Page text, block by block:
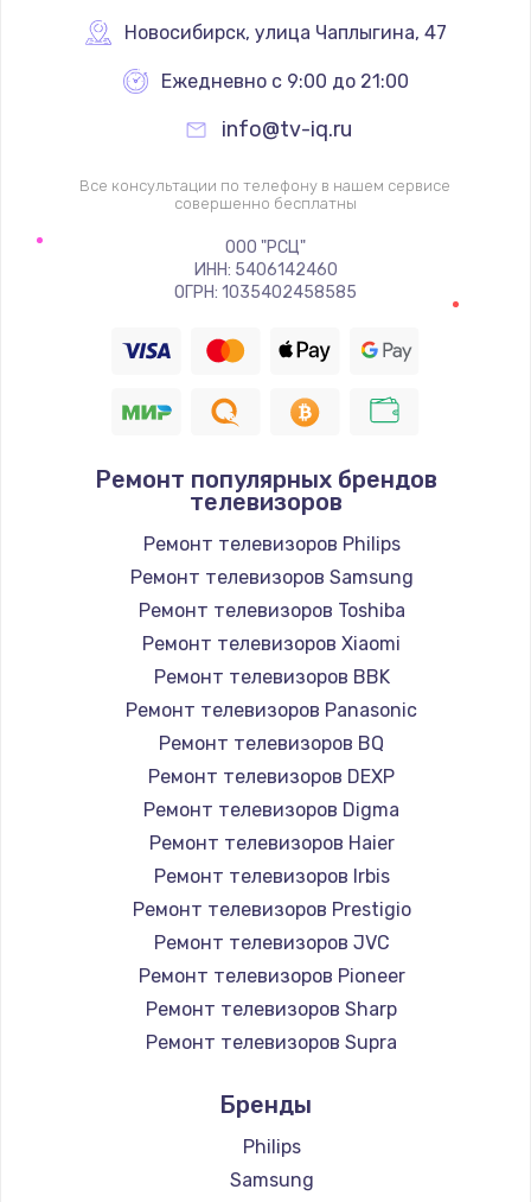
Заказать
1400 руб.
Заказать
Восстановление цепи питания, пайка
880 руб.
390 руб.
Замена Bluetooth/Wi-Fi модуля
800 руб.
Замена картридера
Заказать
Замена микросхемы NFC
1100 руб.
Заказать
Замена шим-контроллера
3900 руб.
Заказать
1030 руб.
Заказать
Новосибирск, улица Чаплыгина, 47
Ежедневно с 9:00 до 21:00
info@tv-iq.ru
Все консультации по телефону в нашем сервисе
совершенно бесплатны
ООО "РСЦ"
ИНН: 5406142460
ОГРН: 1035402458585
Ремонт популярных брендов
телевизоров
Ремонт телевизоров Philips
Ремонт телевизоров Samsung
Ремонт телевизоров Toshiba
Ремонт телевизоров Xiaomi
Ремонт телевизоров BBK
Ремонт телевизоров Panasonic
Ремонт телевизоров BQ
Ремонт телевизоров DEXP
Ремонт телевизоров Digma
Ремонт телевизоров Haier
Ремонт телевизоров Irbis
Ремонт телевизоров Prestigio
Ремонт телевизоров JVC
Ремонт телевизоров Pioneer
Ремонт телевизоров Sharp
Ремонт телевизоров Supra
Ремонт телевизоров Hisense
Ремонт телевизоров Daewoo
Ремонт телевизоров Centek
Бренды
Philips
Samsung